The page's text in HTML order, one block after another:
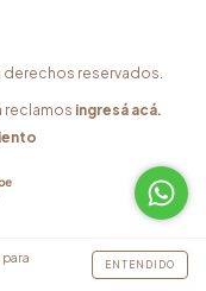
para
ENTENDIDO
derechos reservados.
reclamos ingresá acá.